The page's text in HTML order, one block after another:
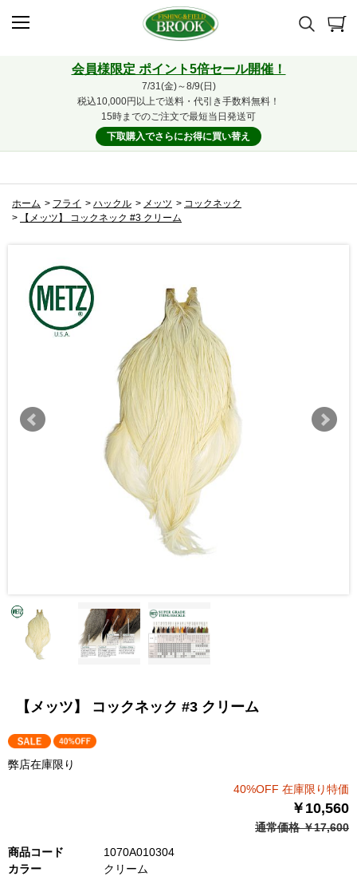
会員様限定 ポイント5倍セール開催！
7/31(金)～8/9(日)
税込10,000円以上で送料・代引き手数料無料！
15時までのご注文で最短当日発送可
下取購入でさらにお得に買い替え
ホーム > フライ > ハックル > メッツ > コックネック
>
【メッツ】 コックネック #3 クリーム
【メッツ】 コックネック #3 クリーム
弊店在庫限り
40%OFF 在庫限り特価
￥10,560
通常価格 ￥17,600
商品コード
1070A010304
カラー
クリーム